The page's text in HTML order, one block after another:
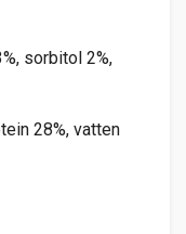
sorbitol 2%,
28%, vatten